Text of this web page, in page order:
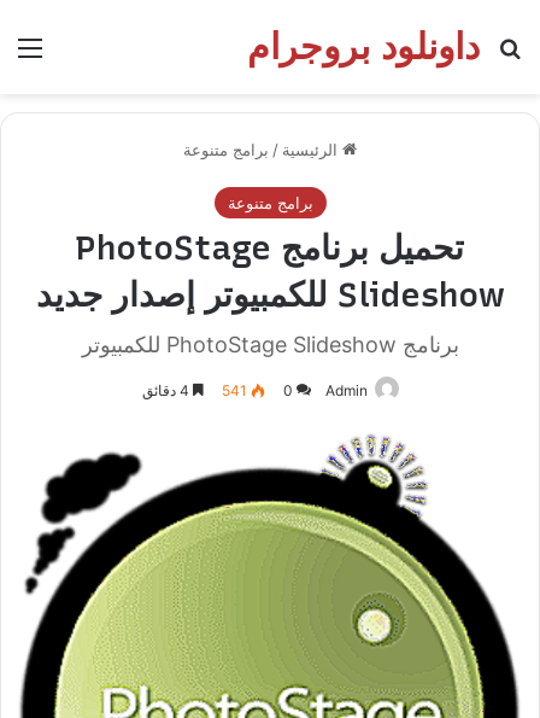
داونلود بروجرام
بحث عن
الرئيسية / برامج متنوعة
برامج متنوعة
تحميل برنامج PhotoStage
Slideshow للكمبيوتر إصدار جديد
برنامج PhotoStage Slideshow للكمبيوتر
Admin
0
541